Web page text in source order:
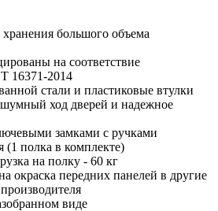
большого объема
на соответствие
16371-2014
стали и пластиковые втулки
ход дверей и надежное
замками с ручками
(1 полка в комплекте)
на полку - 60 кг
окраска передних панелей в другие
виде